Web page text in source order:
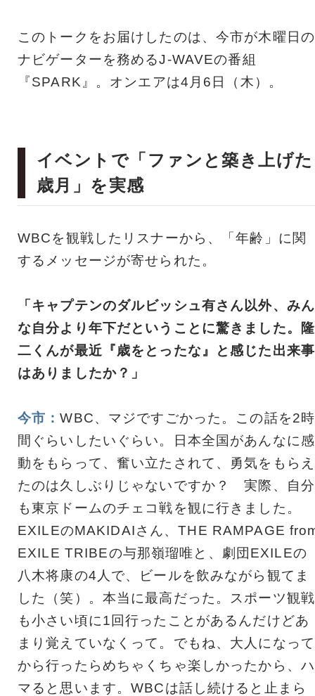
このトークをお届けしたのは、今市が木曜日の
ナビゲーターを務めるJ-WAVEの番組
『SPARK』。オンエアは4月6日（木）。
イベントで「ファンと築き上げた
歳月」を実感
WBCを観戦したリスナーから、「年齢」に関
するメッセージが寄せられた。
「キャプテンのダルビッシュ有さん以外、みん
な自分より年下だということに驚きました。隆
二くんが最近『歳をとったな』と感じた出来事
はありましたか？」
今市：WBC、マジですごかった。この話を2時
間ぐらいしたいぐらい。日本全国があんなに感
動をもらって、奮い立たされて、勇気をもらえ
たのは久しぶりじゃないですか？ 実際、自分
も東京ドームのチェコ戦を観に行きました。
EXILEのMAKIDAIさん、THE RAMPAGE
EXILE TRIBEの与那嶺瑠唯と、劇団EXILEの
八木将康の4人で、ビールを飲みながら観てま
した（笑）。本当に最高だった。スポーツ観戦
も小さい頃に1回行ったことがあるんだけどあ
まり覚えていなくって。でもね、大人になって
から行ったらめちゃくちゃ楽しかったから、ハ
マると思います。WBCは話し続けると止まら